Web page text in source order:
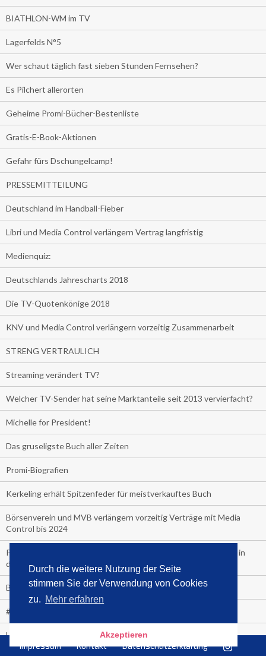
Durch die weitere Nutzung der Seite
stimmen Sie der Verwendung von Cookies
zu. Mehr erfahren
Akzeptieren
BIATHLON-WM im TV
Lagerfelds N°5
Wer schaut täglich fast sieben Stunden Fernsehen?
Es Pilchert allerorten
Geheime Promi-Bücher-Bestenliste
Gratis-E-Book-Aktionen
Gefahr fürs Dschungelcamp!
PRESSEMITTEILUNG
Deutschland im Handball-Fieber
Libri und Media Control verlängern Vertrag langfristig
Medienquiz:
Deutschlands Jahrescharts 2018
Die TV-Quotenkönige 2018
KNV und Media Control verlängern vorzeitig Zusammenarbeit
STRENG VERTRAULICH
Streaming verändert TV?
Welcher TV-Sender hat seine Marktanteile seit 2013 vervierfacht?
Michelle for President!
Das gruseligste Buch aller Zeiten
Promi-Biografien
Kerkeling erhält Spitzenfeder für meistverkauftes Buch
Börsenverein und MVB verlängern vorzeitig Verträge mit Media
Control bis 2024
PocketBook, Ceebo und Umbreit bringen Hörbuch-Downloads in
die Cloud
Bella Bella
#1-Bestseller: "Das ist Alpha!" von Kollegah
Hammer! "Fear: Trump in the White House" (auf Englisch) von
Watergate-Urgestein
Impressum Kontakt Datenschutzerklärung